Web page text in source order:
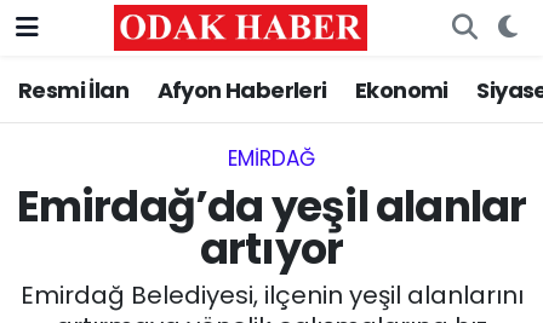
Resmi İlan Afyon Haberleri Ekonomi
EMIRDAĞ‎
Emirdağ’da yeşil alanlar
artıyor
Emirdağ Belediyesi, ilçenin yeşil alanlarını
AFYONKARAHİSAR HABERLERİ
ASAYİŞ
Nöbetçi Eczaneler
Trafik Durumu
Süper Lig Puan Durumu ve Fikstür